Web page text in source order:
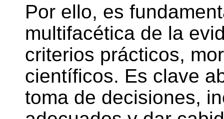
Por ello, es
multifacética de la
criterios prácticos,
científicos. Es clave
toma de decisiones,